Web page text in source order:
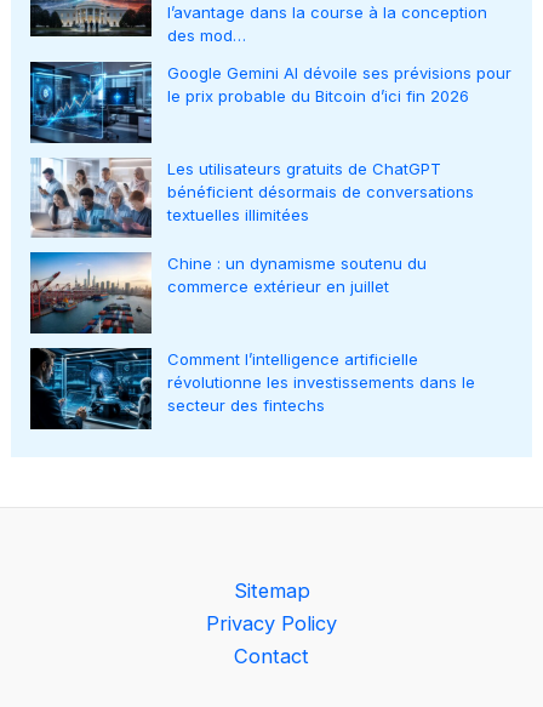
l’avantage dans la course à la conception
des mod…
Google Gemini AI dévoile ses prévisions pour
le prix probable du Bitcoin d’ici fin 2026
Les utilisateurs gratuits de ChatGPT
bénéficient désormais de conversations
textuelles illimitées
Chine : un dynamisme soutenu du
commerce extérieur en juillet
Comment l’intelligence artificielle
révolutionne les investissements dans le
secteur des fintechs
Sitemap
Privacy Policy
Contact